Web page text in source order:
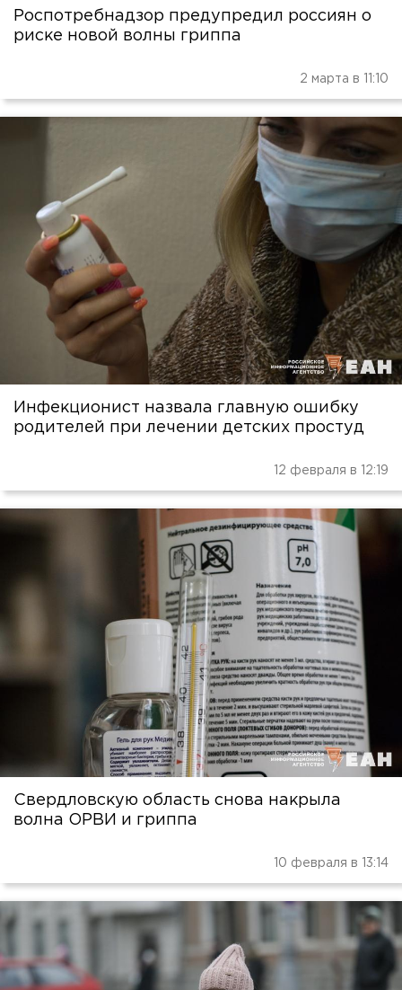
Роспотребнадзор предупредил россиян о
риске новой волны гриппа
2 марта в 11:10
Инфекционист назвала главную ошибку
родителей при лечении детских простуд
12 февраля в 12:19
Свердловскую область снова накрыла
волна ОРВИ и гриппа
10 февраля в 13:14